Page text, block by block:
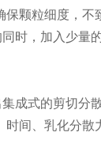
颗粒细度，
时，加入少量
成式的剪切分
间、乳化分散